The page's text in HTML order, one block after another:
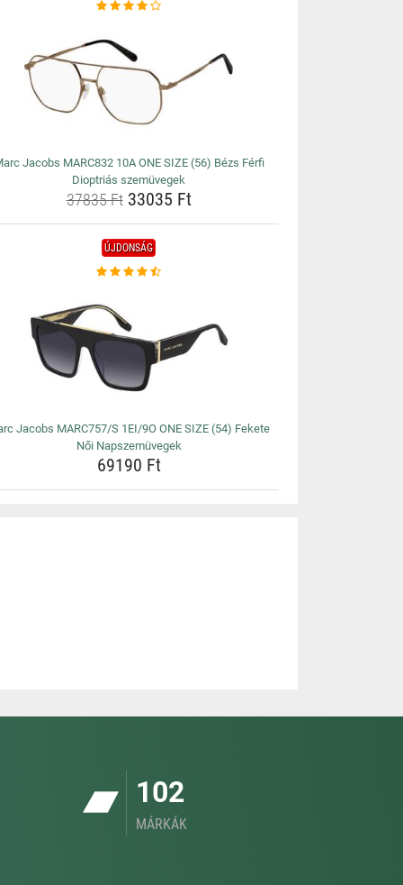
Jacobs MARC832 10A ONE SIZE (56) Bézs Férfi
Dioptriás szemüvegek
37835 Ft33035 Ft
ÚJDONSÁG
Jacobs MARC757/S 1EI/9O ONE SIZE (54) Fekete
Női Napszemüvegek
69190 Ft
102
MÁRKÁK